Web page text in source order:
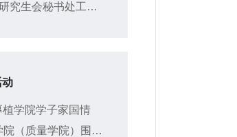
究生会秘书处工作
学院学子家国情
（质量学院）围